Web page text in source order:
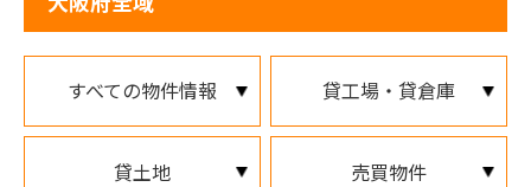
すべての物件情報 貸工場・貸倉庫
貸土地 売買物件